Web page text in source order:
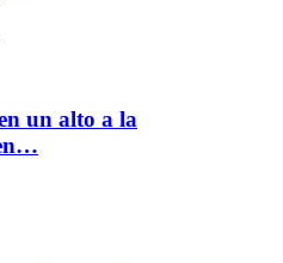
un alto a la